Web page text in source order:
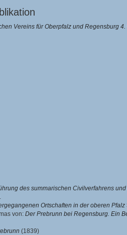
Vereins für Oberpfalz und Regensburg
des summarischen Civilverfahrens
Ortschaften in der oberen Pfalz
von: Der Prebrunn bei Regensburg. Ein
(1839)